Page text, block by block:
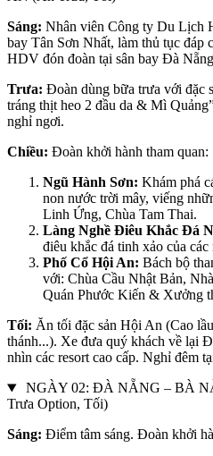
Sáng: Nhân viên Công ty Du Lịch
bay Tân Sơn Nhất, làm thủ tục
HDV đón đoàn tại sân bay Đà
Trưa: Đoàn dùng bữa trưa với đặc
tráng thịt heo 2 đầu da & Mì
nghỉ ngơi.
Chiều: Đoàn khởi hành tham quan:
Ngũ Hành Sơn: Khám phá
non nước trời mây, viếng
Linh Ứng, Chùa Tam Thai.
Làng Nghề Điêu Khắc Đá
điêu khắc đá tinh xảo của
Phố Cổ Hội An: Bách bộ
với: Chùa Cầu Nhật Bản,
Quán Phước Kiến & Xưởng
Tối: Ăn tối đặc sản Hội An (Cao
thánh...). Xe đưa quý khách về lại
nhìn các resort cao cấp. Nghỉ đêm
NGÀY 02: ĐÀ NẴNG – BÀ
Trưa Option, Tối)
Sáng: Điểm tâm sáng. Đoàn khởi